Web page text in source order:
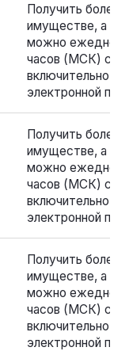
Получить
имуществе, а
можно
часов (МСК) с
включительно,
электронной
Получить
имуществе, а
можно
часов (МСК) с
включительно,
электронной
Получить
имуществе, а
можно
часов (МСК) с
включительно,
электронной